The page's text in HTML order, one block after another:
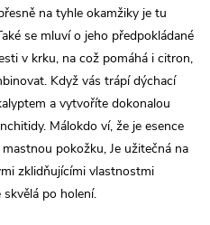
na tyhle okamžiky je tu
se mluví o jeho předpokládané
v krku, na což pomáhá i citron,
Když vás trápí dýchací
a vytvoříte dokonalou
Málokdo ví, že je esence
pokožku, Je užitečná na
zklidňujícími vlastnostmi
po holení.